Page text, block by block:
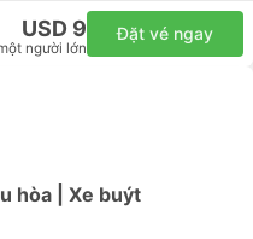
USD 9
người lớn
Đặt vé ngay
hòa | Xe buýt